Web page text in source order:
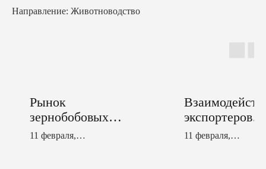
Направление: Животноводство
Рынок
зернобобовых и
масличных в
11 февраля,
экспортеров
АПК РТ с
11 февраля,